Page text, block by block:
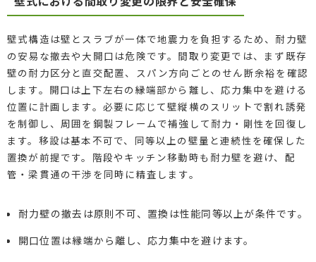
壁式構造は壁とスラブが一体で地震力を負担するため、耐力壁
の安易な撤去や大開口は危険です。間取り変更では、まず既存
壁の耐力区分と直交配置、スパン方向ごとのせん断余裕を確認
します。開口は上下左右の縁端部から離し、応力集中を避ける
位置に計画します。必要に応じて壁縦横のスリットで割れ誘発
を制御し、周囲を鋼製フレームで補強して耐力・剛性を回復し
ます。移設は基本不可で、同等以上の壁量と連続性を確保した
置換が前提です。階段やキッチン移動時も耐力壁を避け、配
管・梁貫通の干渉を同時に精査します。
耐力壁の撤去は原則不可、置換は性能同等以上が条件です。
開口位置は縁端から離し、応力集中を避けます。